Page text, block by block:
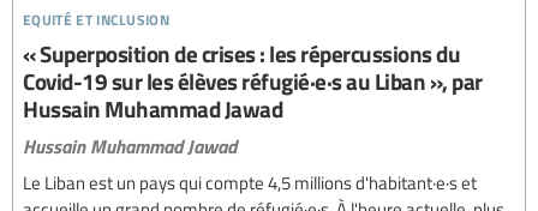
equité et inclusion
« Superposition de crises : les répercussions du
Covid-19 sur les élèves réfugié·e·s au Liban », par
Hussain Muhammad Jawad
Hussain Muhammad Jawad
Le Liban est un pays qui compte 4,5 millions d'habitant·e·s et